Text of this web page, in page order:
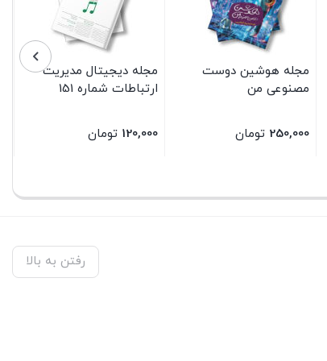
مجله هوشین دوست
مصنوعی من
250,000 تومان
مجله دیجیتال مدیریت
ارتباطات شماره 151
120,000 تومان
رفتن به بالا